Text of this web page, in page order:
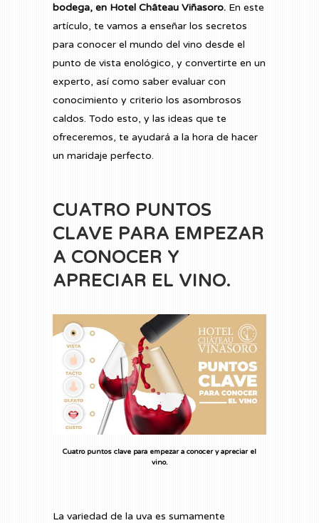
bodega, en Hotel Château Viñasoro. En este
artículo, te vamos a enseñar los secretos
para conocer el mundo del vino desde el
punto de vista enológico, y convertirte en un
experto, así como saber evaluar con
conocimiento y criterio los asombrosos
caldos. Todo esto, y las ideas que te
ofreceremos, te ayudará a la hora de hacer
un maridaje perfecto.
CUATRO PUNTOS
CLAVE PARA EMPEZAR
A CONOCER Y
APRECIAR EL VINO.
Cuatro puntos clave para empezar a conocer y apreciar el
vino.
La variedad de la uva es sumamente